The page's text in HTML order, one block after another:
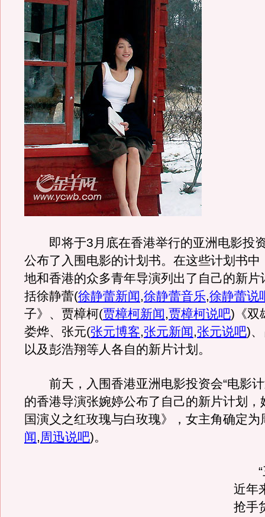
即将于3月底在香港举行的亚洲电影投
公布了入围电影的计划书。在这些计划书中
地和香港的众多青年导演列出了自己的新片
括徐静蕾(徐静蕾新闻,徐静蕾音乐,徐静蕾说
子》、贾樟柯(贾樟柯新闻,贾樟柯说吧) 《
娄烨、张元(张元博客,张元新闻,张元说吧)
以及彭浩翔等人各自的新片计划。
前天，入围香港亚洲电影投资会“电影计
的香港导演张婉婷公布了自己的新片计划，
国演义之红玫瑰与白玫瑰》，女主角确定为
闻,周迅说吧)。
“
近年
抢手